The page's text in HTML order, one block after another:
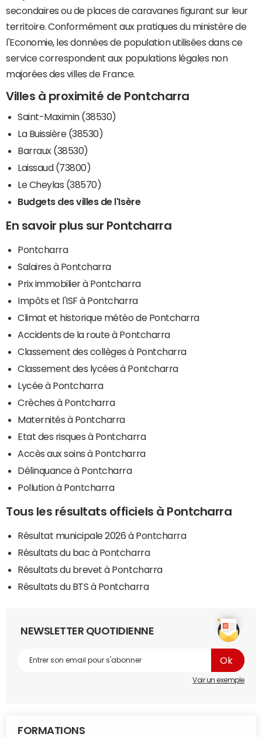
secondaires ou de places de caravanes figurant sur leur
territoire. Conformément aux pratiques du ministère de
l'Economie, les données de population utilisées dans ce
service correspondent aux populations légales non
majorées des villes de France.
Villes à proximité de Pontcharra
Saint-Maximin (38530)
La Buissière (38530)
Barraux (38530)
Laissaud (73800)
Le Cheylas (38570)
Budgets des villes de l'Isère
En savoir plus sur Pontcharra
Pontcharra
Salaires à Pontcharra
Prix immobilier à Pontcharra
Impôts et l'ISF à Pontcharra
Climat et historique météo de Pontcharra
Accidents de la route à Pontcharra
Classement des collèges à Pontcharra
Classement des lycées à Pontcharra
Lycée à Pontcharra
Crèches à Pontcharra
Maternités à Pontcharra
Etat des risques à Pontcharra
Accès aux soins à Pontcharra
Délinquance à Pontcharra
Pollution à Pontcharra
Tous les résultats officiels à Pontcharra
Résultat municipale 2026 à Pontcharra
Résultats du bac à Pontcharra
Résultats du brevet à Pontcharra
Résultats du BTS à Pontcharra
NEWSLETTER QUOTIDIENNE
Voir un exemple
FORMATIONS